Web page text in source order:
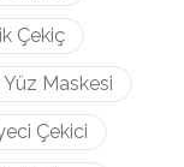
Çekiç
Yüz Maskesi
Çekici